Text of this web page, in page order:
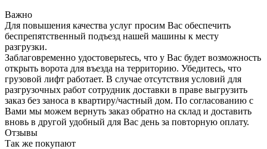
Важно
Для повышения качества услуг просим Вас обеспечить
беспрепятственный подъезд нашей машины к месту
разгрузки.
Заблаговременно удостоверьтесь, что у Вас будет возможность
открыть ворота для въезда на территорию. Убедитесь, что
грузовой лифт работает. В случае отсутствия условий для
разгрузочных работ сотрудник доставки в праве выгрузить
заказ без заноса в квартиру/частный дом. По согласованию с
Вами мы можем вернуть заказ обратно на склад и доставить
вновь в другой удобный для Вас день за повторную оплату.
Отзывы
Так же покупают